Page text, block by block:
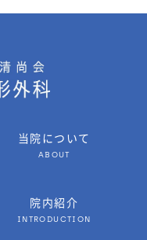
当院について
ABOUT
院内紹介
INTRODUCTION